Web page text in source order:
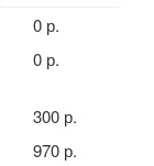
0 р.
0 р.
300 р.
970 р.